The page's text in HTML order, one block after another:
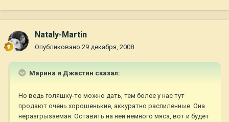
Nataly-Martin
Опубликовано 29 декабря, 2008
Марина и Джастин сказал:
Но ведь голяшку-то можно дать, тем более у нас тут
продают очень хорошенькие, аккуратно распиленные. Она
неразгрызаемая. Оставить на ней немного мяса, вот и будет